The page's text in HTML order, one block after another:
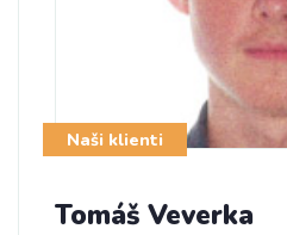
Naši klienti
Tomáš Veverka